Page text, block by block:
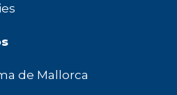
de Mallorca